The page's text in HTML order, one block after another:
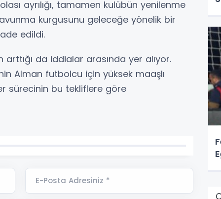
ayrılığı, tamamen kulübün yenilenme
kurgusunu geleceğe yönelik bir
edildi.
da iddialar arasında yer alıyor.
Alman futbolcu için yüksek maaşlı
sürecinin bu tekliflere göre
E-Posta Adresiniz *